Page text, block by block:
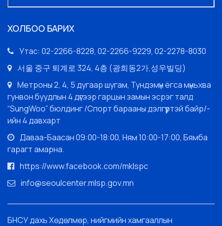
ХОЛБОО БАРИХ
Утас: 02-2266-8228, 02-2266-9229, 02-2278-8030
서울 중구 퇴계로 324, 4층 (광희동2가,성우빌딩)
Метроны 2, 4, 5 дугаар шугам, Тундэмүн ёгса мүньхва
гунвон буудлын 4 дүгээр гарцын замын эсрэг талд
“SungWoo” бюлдинг /Спорт барааны дэлгүүртэй байр/-
ийн 4 давхарт
Даваа-Баасан 09:00-18:00, Ням 10:00-17:00, Бямба
гарагт амарна.
https://www.facebook.com/mklspc
info@seoulcenter.mlsp.gov.mn
БНСУ дахь Хөдөлмөр, нийгмийн хамгааллын